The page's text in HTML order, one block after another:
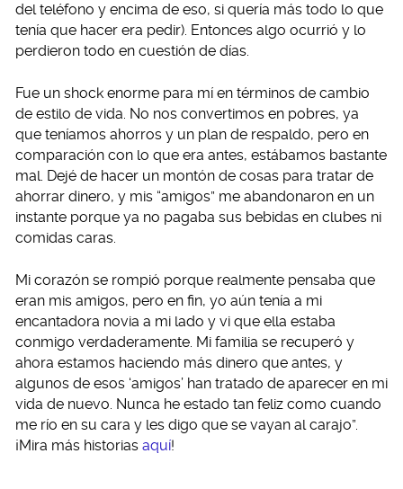
del teléfono y encima de eso, si quería más todo lo que
tenía que hacer era pedir). Entonces algo ocurrió y lo
perdieron todo en cuestión de días.
Fue un shock enorme para mí en términos de cambio
de estilo de vida. No nos convertimos en pobres, ya
que teníamos ahorros y un plan de respaldo, pero en
comparación con lo que era antes, estábamos bastante
mal. Dejé de hacer un montón de cosas para tratar de
ahorrar dinero, y mis “amigos” me abandonaron en un
instante porque ya no pagaba sus bebidas en clubes ni
comidas caras.
Mi corazón se rompió porque realmente pensaba que
eran mis amigos, pero en fin, yo aún tenía a mi
encantadora novia a mi lado y vi que ella estaba
conmigo verdaderamente. Mi familia se recuperó y
ahora estamos haciendo más dinero que antes, y
algunos de esos ‘amigos’ han tratado de aparecer en mi
vida de nuevo. Nunca he estado tan feliz como cuando
me río en su cara y les digo que se vayan al carajo”.
¡Mira más historias aquí!